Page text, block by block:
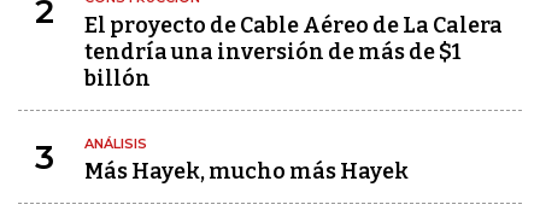
2
El proyecto de Cable Aéreo de La Calera
tendría una inversión de más de $1
billón
3 ANÁLISIS
Más Hayek, mucho más Hayek